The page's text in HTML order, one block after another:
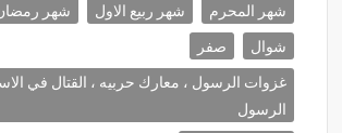
شهر المحرم
شهر ربيع الاول
شهر
شوال
صفر
غزوات الرسول ، معارك حربيه ، القتال في
الرسول